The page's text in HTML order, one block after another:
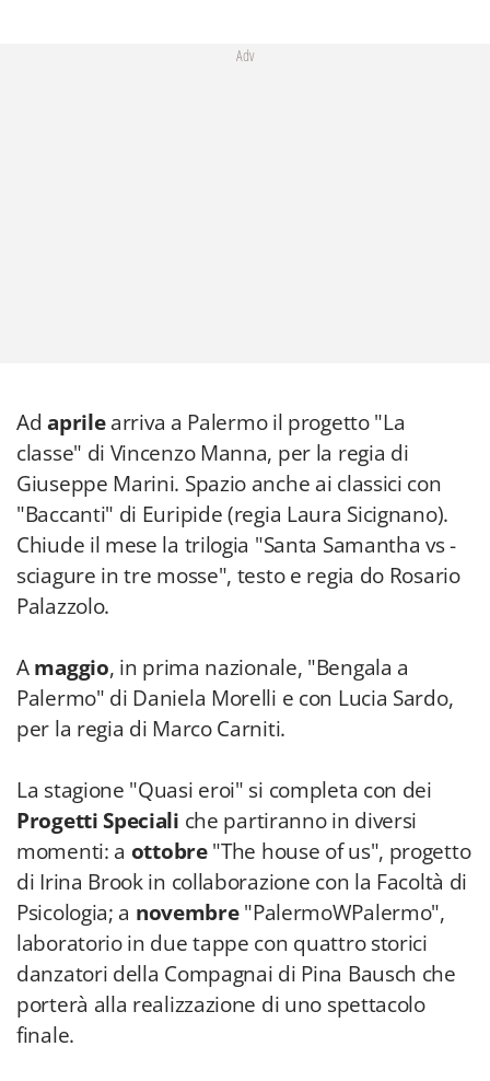
Adv
Adaprilearriva a Palermo il progetto "La
classe" di Vincenzo Manna, per la regia di
Giuseppe Marini. Spazio anche ai classici con
"Baccanti" di Euripide (regia Laura Sicignano).
Chiude il mese la trilogia "Santa Samantha vs -
sciagure in tre mosse", testo e regia do Rosario
Palazzolo.
Amaggio, in prima nazionale, "Bengala a
Palermo" di Daniela Morelli e con Lucia Sardo,
per la regia di Marco Carniti.
La stagione "Quasi eroi" si completa con dei
Progetti Speciali che partiranno in diversi
momenti: a ottobre"The house of us", progetto
di Irina Brook in collaborazione con la Facoltà di
Psicologia; a novembre"PalermoWPalermo",
laboratorio in due tappe con quattro storici
danzatori della Compagnai di Pina Bausch che
porterà alla realizzazione di uno spettacolo
finale.